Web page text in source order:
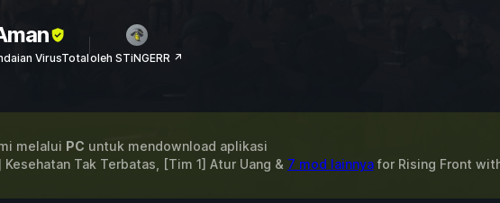
VirusTotaloleh STiNGERR ↗
melalui PC untuk mendownload aplikasi
Tak Terbatas, [Tim 1] Atur Uang & 7 mod lainnyafor Rising Front